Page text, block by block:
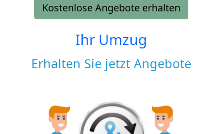
Kostenlose Angebote erhalten
Ihr Umzug
Erhalten Sie jetzt Angebote